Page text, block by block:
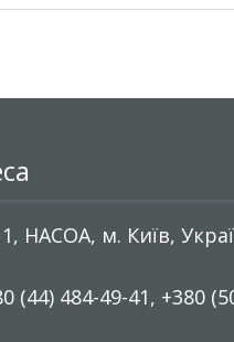
1, НАСОА, м. Київ,
(44) 484-49-41, +380